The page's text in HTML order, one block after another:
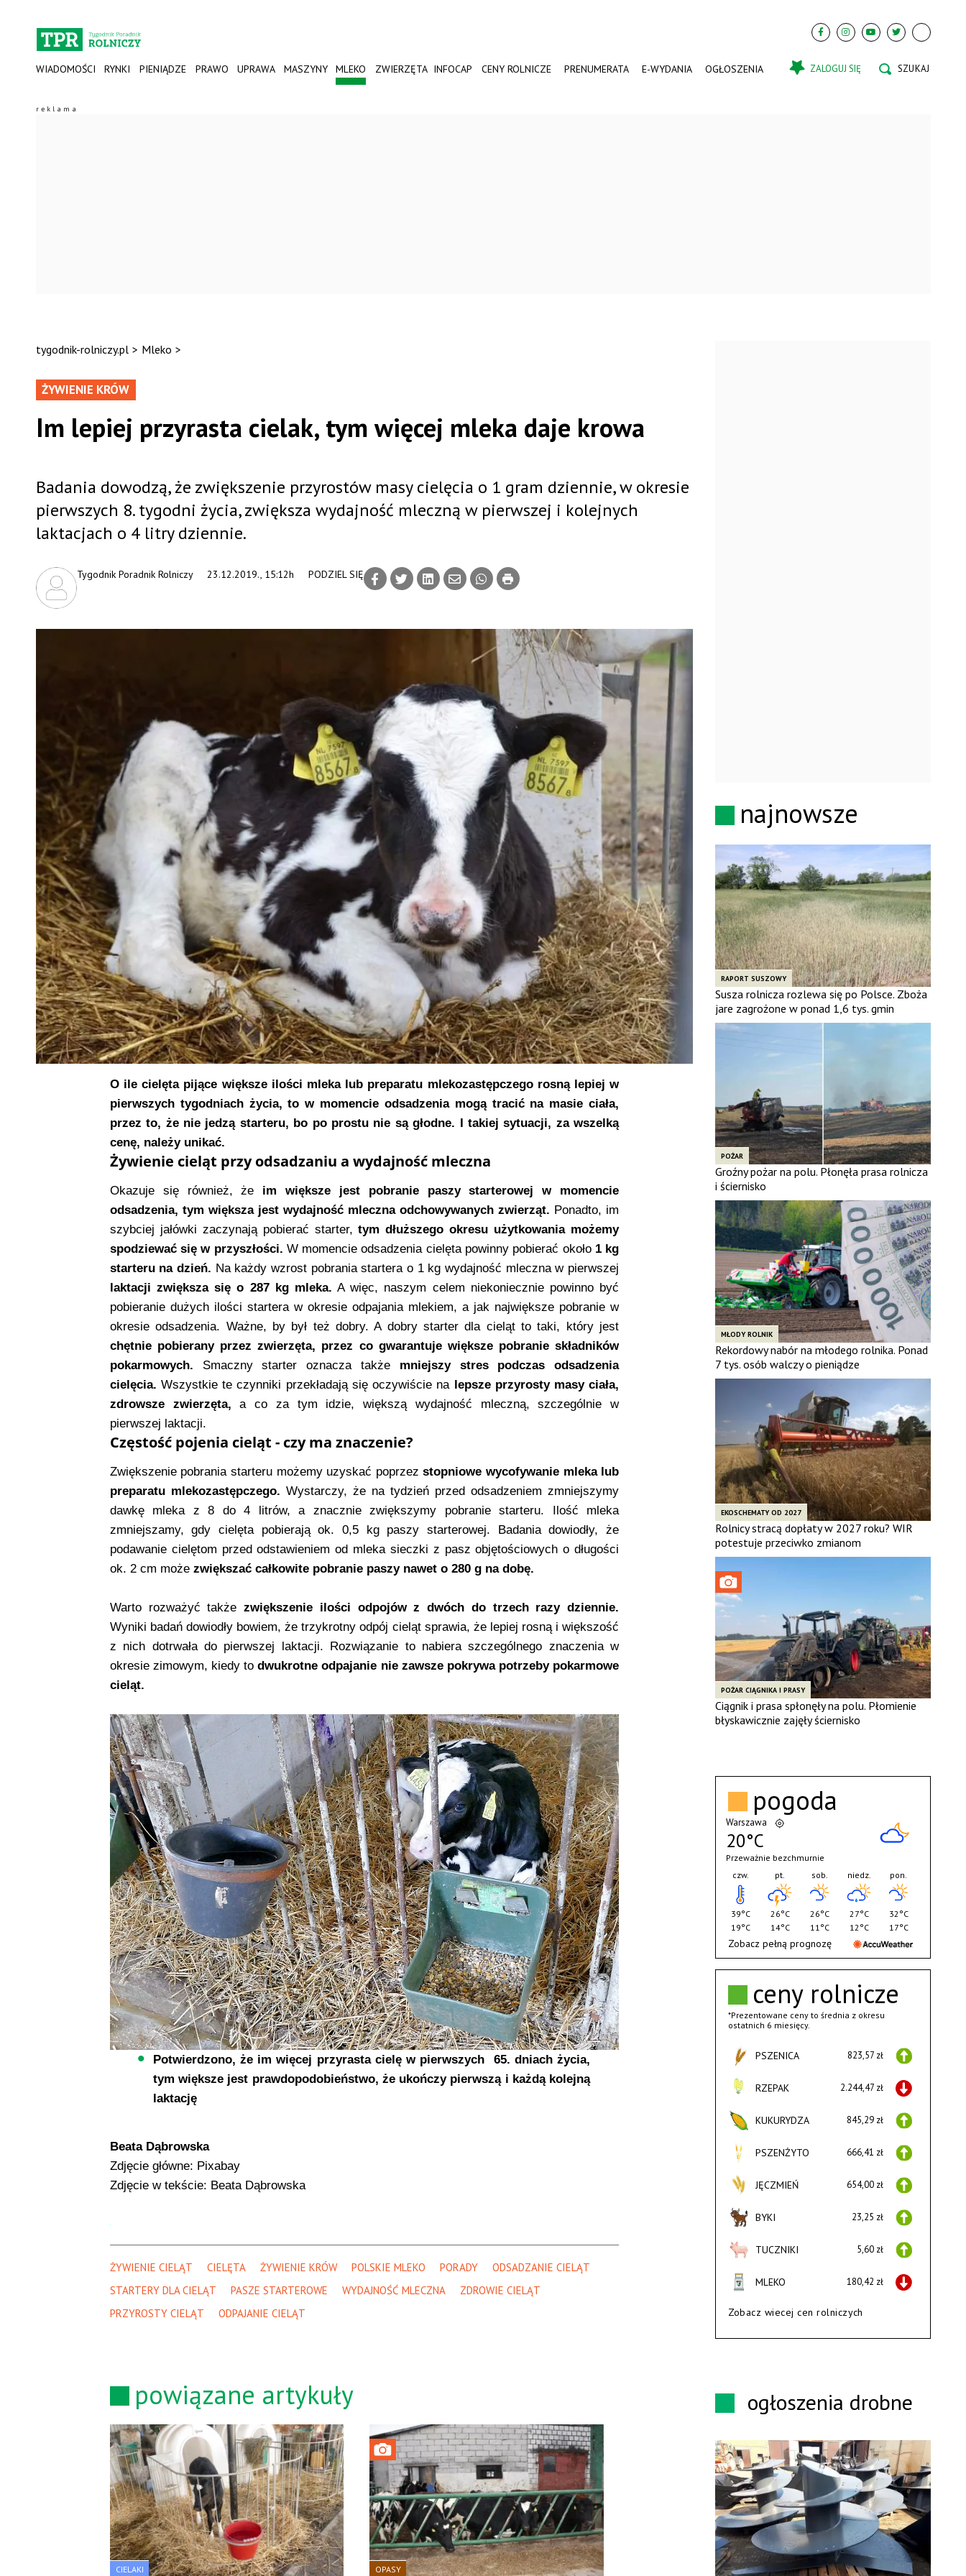
WIADOMOŚCI RYNKI PIENIĄDZE PRAWO UPRAWA MASZYNY MLEKO ZWIERZĘTA INFOCAP CENY ROLNICZE PRENUMERATA E-WYDANIA OGŁOSZENIA ZALOGUJ SIĘ
tygodnik-rolniczy.pl > Mleko >
ŻYWIENIE KRÓW
Im lepiej przyrasta cielak, tym więcej mleka daje krowa
23.12.2019., 15:12h
Tygodnik Poradnik Rolniczy PODZIEL SIĘ
Badania dowodzą, że zwiększenie przyrostów masy cielęcia o 1 gram dziennie, w okresie
pierwszych 8. tygodni życia, zwiększa wydajność mleczną w pierwszej i kolejnych
laktacjach o 4 litry dziennie.
O ile cielęta pijące większe ilości mleka lub preparatu mlekozastępczego rosną lepiej w
pierwszych tygodniach życia, to w momencie odsadzenia mogą tracić na masie ciała,
przez to, że nie jedzą starteru, bo po prostu nie są głodne. I takiej sytuacji, za wszelką
cenę, należy unikać.
Żywienie cieląt przy odsadzaniu a wydajność mleczna
Okazuje się również, że im większe jest pobranie paszy starterowej w momencie
odsadzenia, tym większa jest wydajność mleczna odchowywanych zwierząt. Ponadto, im
szybciej jałówki zaczynają pobierać starter,tym dłuższego okresu użytkowania możemy
spodziewać się w przyszłości. W momencie odsadzenia cielęta powinny pobierać około1 kg
starteru na dzień. Na każdy wzrost pobrania startera o 1 kg wydajność mleczna w pierwszej
laktacji zwiększa się o 287 kg mleka. A więc, naszym celem niekoniecznie powinno być
pobieranie dużych ilości startera w okresie odpajania mlekiem, a jak największe pobranie w
okresie odsadzenia. Ważne, by był też dobry. A dobry starter dla cieląt to taki, który jest
chętnie pobierany przez zwierzęta, przez co gwarantuje większe pobranie składników
pokarmowych. Smaczny starter oznacza także mniejszy stres podczas odsadzenia
cielęcia. Wszystkie te czynniki przekładają się oczywiście nalepsze przyrosty masy ciała,
zdrowsze zwierzęta, a co za tym idzie, większą wydajność mleczną, szczególnie w
pierwszej laktacji.
Częstość pojenia cieląt - czy ma znaczenie?
Zwiększenie pobrania starteru możemy uzyskać poprzezstopniowe wycofywanie mleka lub
preparatu mlekozastępczego. Wystarczy, że na tydzień przed odsadzeniem zmniejszymy
dawkę mleka z 8 do 4 litrów, a znacznie zwiększymy pobranie starteru. Ilość mleka
zmniejszamy, gdy cielęta pobierają ok. 0,5 kg paszy starterowej. Badania dowiodły, że
podawanie cielętom przed odstawieniem od mleka sieczki z pasz objętościowych o długości
ok. 2 cm może zwiększać całkowite pobranie paszy nawet o 280 g na dobę.
Warto rozważyć takżezwiększenie ilości odpojów z dwóch do trzech razy dziennie.
Wyniki badań dowiodły bowiem, że trzykrotny odpój cieląt sprawia, że lepiej rosną i większość
z nich dotrwała do pierwszej laktacji. Rozwiązanie to nabiera szczególnego znaczenia w
okresie zimowym, kiedy todwukrotne odpajanie nie zawsze pokrywa potrzeby pokarmowe
cieląt.
Potwierdzono, że im więcej przyrasta cielę w pierwszych 65. dniach życia,
tym większe jest prawdopodobieństwo, że ukończy pierwszą i każdą kolejną
laktację
Beata Dąbrowska
Zdjęcie główne: Pixabay
Zdjęcie w tekście: Beata Dąbrowska
ŻYWIENIE CIELĄT CIELĘTA ŻYWIENIE KRÓW POLSKIE MLEKO PORADY
ODSADZANIE CIELĄT
STARTERY DLA CIELĄT
PASZE STARTEROWE WYDAJNOŚĆ MLECZNA
ZDROWIE CIELĄT
PRZYROSTY CIELĄT
ODPAJANIE CIELĄT
powiązane artykuły
CIELAKI OPASY
najnowsze
RAPORT SUSZOWY
Susza rolnicza rozlewa się po Polsce. Zboża
jare zagrożone w ponad 1,6 tys. gmin
POŻAR
Groźny pożar na polu. Płonęła prasa rolnicza
i ściernisko
MŁODY ROLNIK
Rekordowy nabór na młodego rolnika. Ponad
7 tys. osób walczy o pieniądze
EKOSCHEMATY OD 2027
Rolnicy stracą dopłaty w 2027 roku? WIR
potestuje przeciwko zmianom
POŻAR CIĄGNIKA I PRASY
Ciągnik i prasa spłonęły na polu. Płomienie
błyskawicznie zajęły ściernisko
ceny rolnicze
*Prezentowane ceny to średnia z okresu
ostatnich 6 miesięcy.
PSZENICA 823,57 zł
RZEPAK 2.244,47 zł
KUKURYDZA 845,29 zł
PSZENŻYTO 666,41 zł
JĘCZMIEŃ 654,00 zł
BYKI 23,25 zł
TUCZNIKI 5,60 zł
MLEKO 180,42 zł
Zobacz wiecej cen rolniczych
pogoda
Warszawa
20°C
Przeważnie bezchmurnie
czw.
39°C
19°C
pt.
26°C
14°C
sob.
26°C
11°C
niedz.
27°C
12°C
pon.
32°C
17°C
Zobacz pełną prognozę
ogłoszenia drobne